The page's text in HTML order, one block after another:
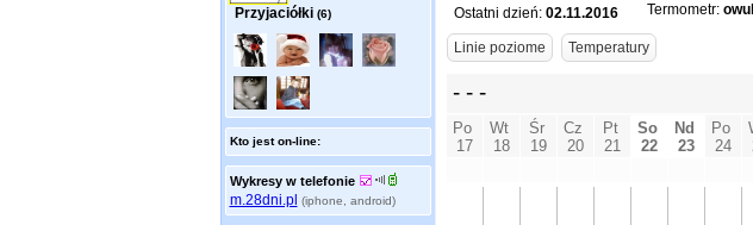
Przyjaciółki (6)
Kto jest on-line:
Wykresy w telefonie
m.28dni.pl (iphone, android)
Ostatni dzień: 02.11.2016
Termometr: